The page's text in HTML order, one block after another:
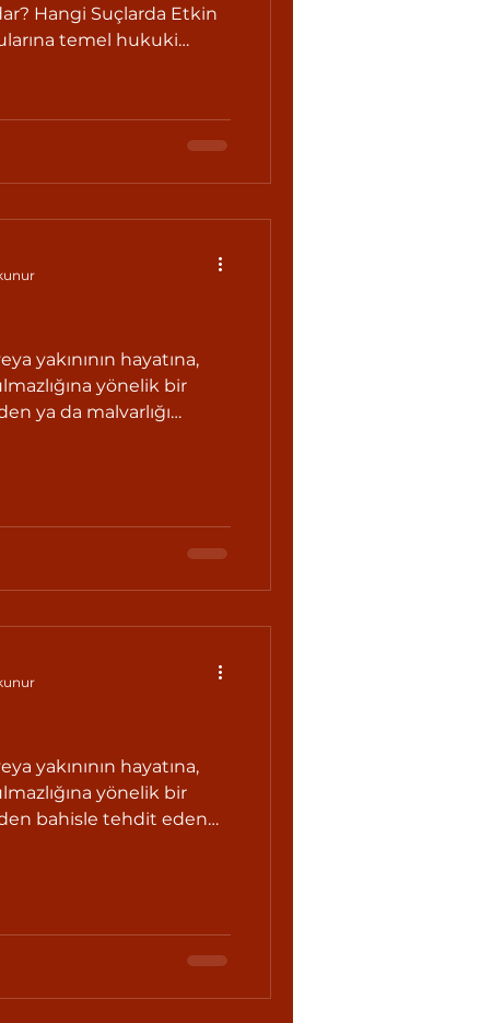
Hangi Suçlarda Etkin
temel hukuki
yakınının hayatına,
yönelik bir
ya da malvarlığı
yakınının hayatına,
yönelik bir
bahisle tehdit eden
veya sair bir
iki aydan altı a